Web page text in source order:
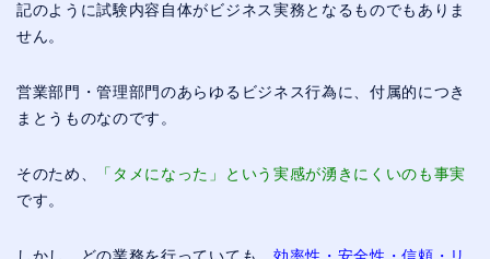
記のように試験内容自体がビジネス実務となるものでもありま
せん。
営業部門・管理部門のあらゆるビジネス行為に、付属的につき
まとうものなのです。
そのため、
「タメになった」という実感が湧きにくいのも事実
です。